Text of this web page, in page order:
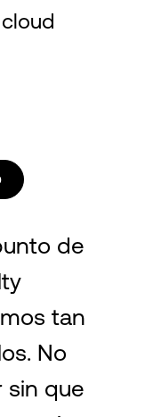
de
tan
No
sin que